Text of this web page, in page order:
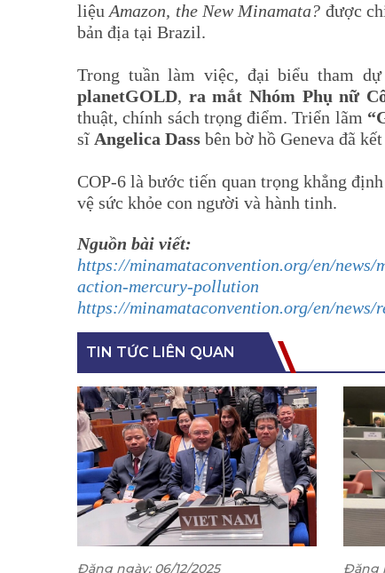
liệuAmazon, the New Minamata? được
bản địa tại Brazil.
Trong tuần làm việc, đại biểu tham
planetGOLD, ra mắt Nhóm Phụ nữ
thuật, chính sách trọng điểm. Triển lãm
sĩ Angelica Dass bên bờ hồ Geneva đã
COP-6 là bước tiến quan trọng khẳng
vệ sức khỏe con người và hành tinh.
Nguồn bài viết:
https://minamataconvention.org/en/
action-mercury-pollution
https://minamataconvention.org/en/
TIN TỨC LIÊN QUAN
Đăng ngày: 06/12/2025 Đăng